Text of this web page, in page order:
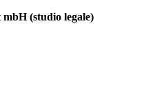
(studio legale)